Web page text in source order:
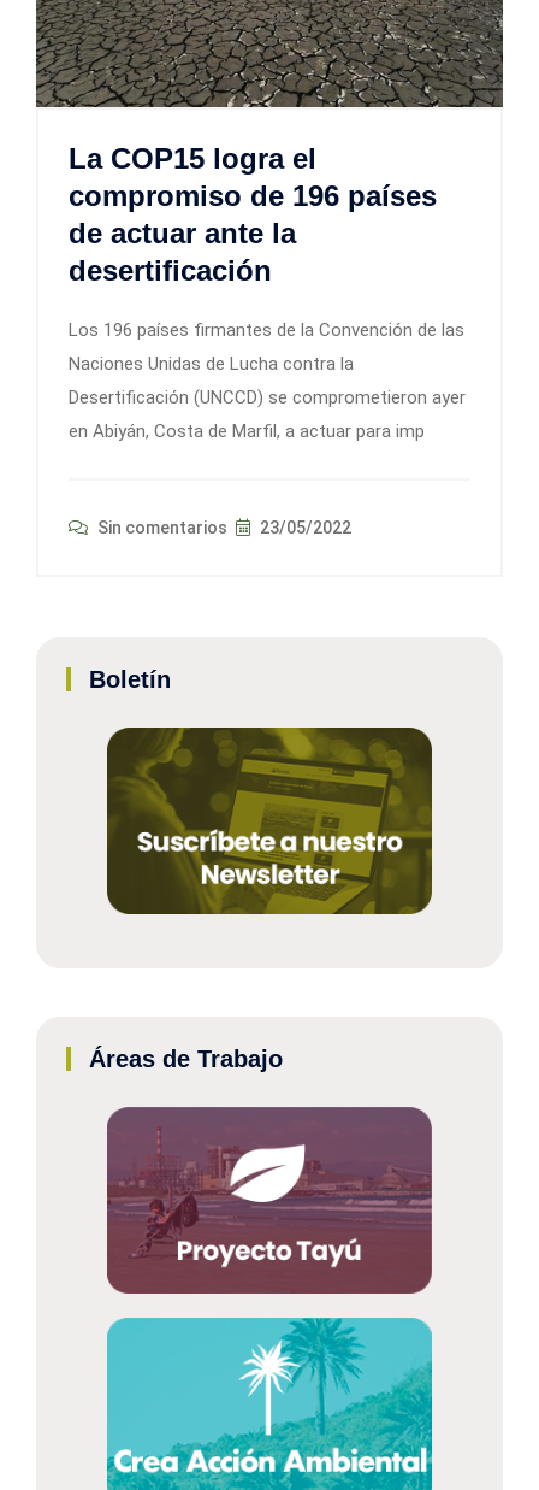
La COP15 logra el
compromiso de 196 países
de actuar ante la
desertificación
Los 196 países firmantes de la Convención de las
Naciones Unidas de Lucha contra la
Desertificación (UNCCD) se comprometieron ayer
en Abiyán, Costa de Marfil, a actuar para imp
Sin comentarios 23/05/2022
Boletín
Áreas de Trabajo